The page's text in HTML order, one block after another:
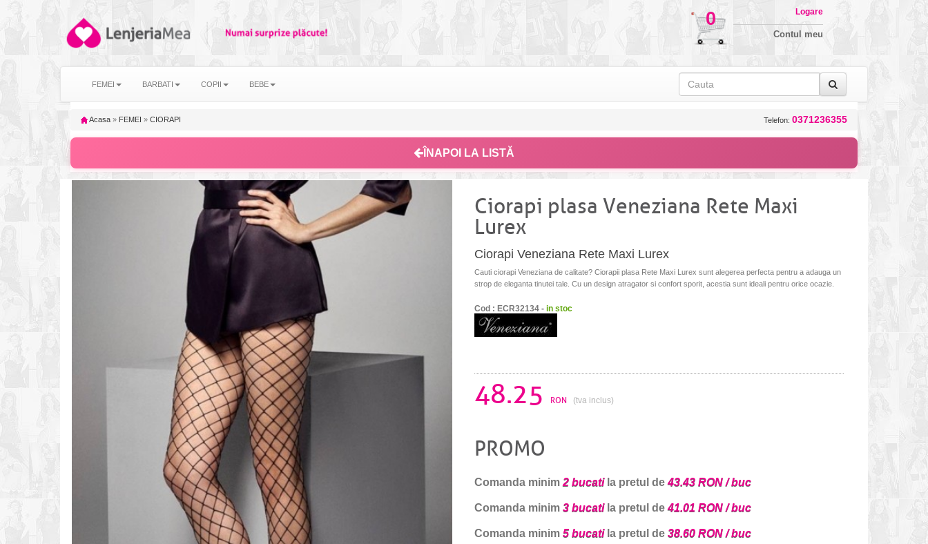
0 Logare
Contul meu
FEMEI BARBATI COPII BEBE
Acasa » FEMEI » CIORAPI Telefon: 0371236355
ÎNAPOI LA LISTĂ
Ciorapi plasa Veneziana Rete Maxi
Lurex
Ciorapi Veneziana Rete Maxi Lurex
Cauti ciorapi Veneziana de calitate? Ciorapii plasa Rete Maxi Lurex sunt alegerea perfecta pentru a adauga un
strop de eleganta tinutei tale. Cu un design atragator si confort sporit, acestia sunt ideali pentru orice ocazie.
Cod : ECR32134 - in stoc
48.25 RON (tva inclus)
PROMO
Comanda minim 2 bucatila pretul de43.43 RON / buc
Comanda minim 3 bucatila pretul de41.01 RON / buc
Comanda minim 5 bucatila pretul de 38.60 RON / buc